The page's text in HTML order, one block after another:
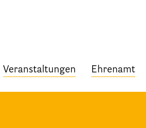
Veranstaltungen Ehrenamt
Start